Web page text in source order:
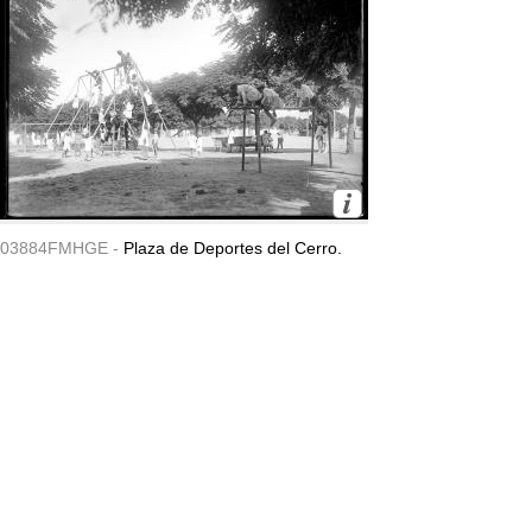
03884FMHGE - Plaza de Deportes del Cerro.